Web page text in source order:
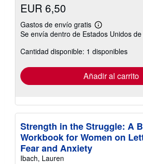
EUR 6,50
Gastos de envío gratis
Más
información
las
tarifas
envío
Se envía dentro de Estados Unidos
Cantidad disponible: 1 disponibles
Añadir al carrito
Strength in the Struggle: A
Workbook for Women on
Fear and Anxiety
Ibach, Lauren